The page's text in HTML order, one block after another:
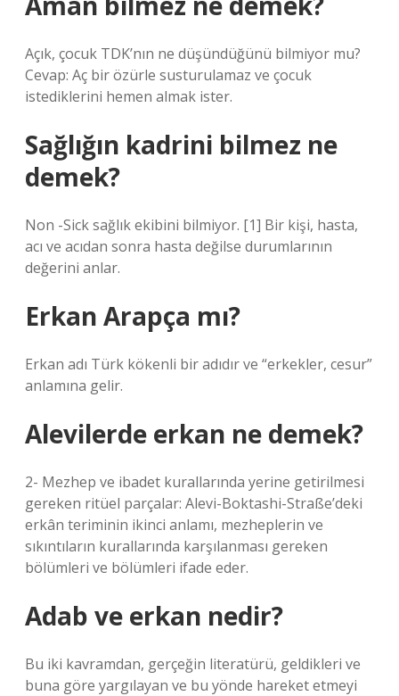
Açık, çocuk TDK’nın ne düşündüğünü bilmiyor mu?
Cevap: Aç bir özürle susturulamaz ve çocuk
istediklerini hemen almak ister.
Sağlığın kadrini bilmez ne
demek?
Non -Sick sağlık ekibini bilmiyor. [1] Bir kişi, hasta,
acı ve acıdan sonra hasta değilse durumlarının
değerini anlar.
Erkan Arapça mı?
Erkan adı Türk kökenli bir adıdır ve “erkekler, cesur”
anlamına gelir.
Alevilerde erkan ne demek?
2- Mezhep ve ibadet kurallarında yerine getirilmesi
gereken ritüel parçalar: Alevi-Boktashi-Straße’deki
erkân teriminin ikinci anlamı, mezheplerin ve
sıkıntıların kurallarında karşılanması gereken
bölümleri ve bölümleri ifade eder.
Adab ve erkan nedir?
Bu iki kavramdan, gerçeğin literatürü, geldikleri ve
buna göre yargılayan ve bu yönde hareket etmeyi